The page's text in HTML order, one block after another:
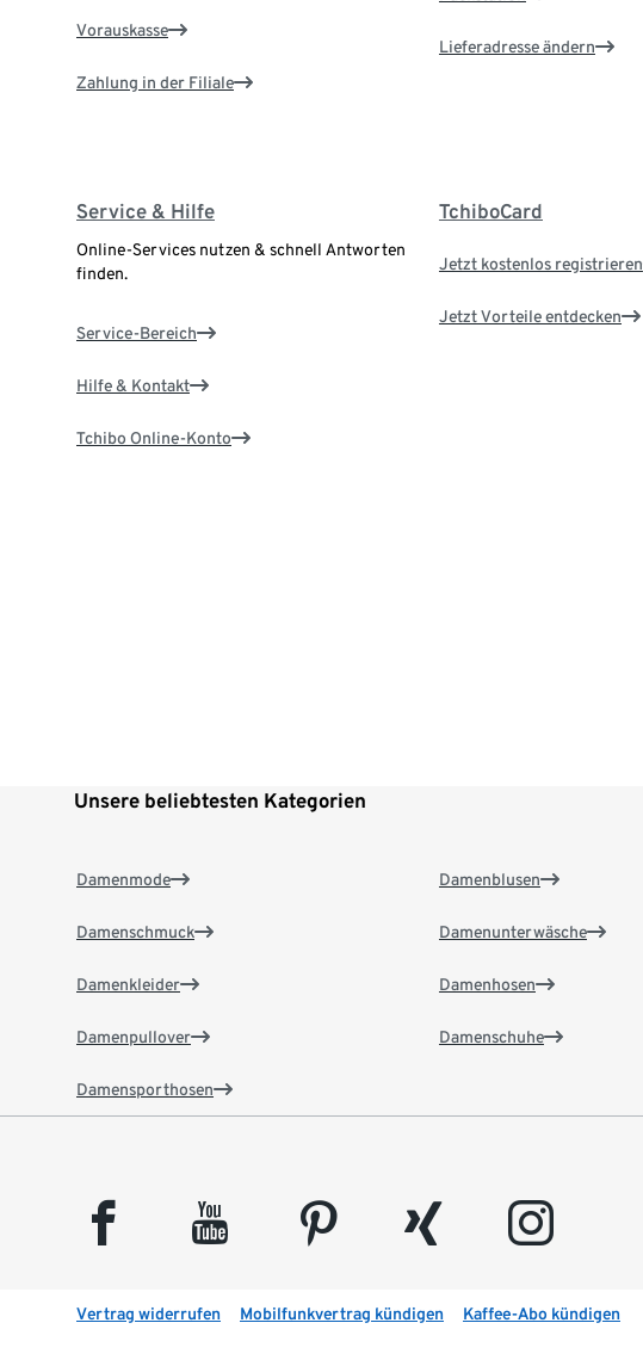
Vorauskasse
Zahlung in der Filiale
Lieferadresse ändern
Service & Hilfe
Online-Services nutzen & schnell Antworten
finden.
Service-Bereich
Hilfe & Kontakt
Tchibo Online-Konto
TchiboCard
Jetzt kostenlos registrieren
Jetzt Vorteile entdecken
Unsere beliebtesten Kategorien
Damenmode
Damenschmuck
Damenkleider
Damenpullover
Damensporthosen
Damenblusen
Damenunterwäsche
Damenhosen
Damenschuhe
facebook youtube pinterest xing instagram
Vertrag widerrufen Mobilfunkvertrag kündigen Kaffee-Abo kündigen